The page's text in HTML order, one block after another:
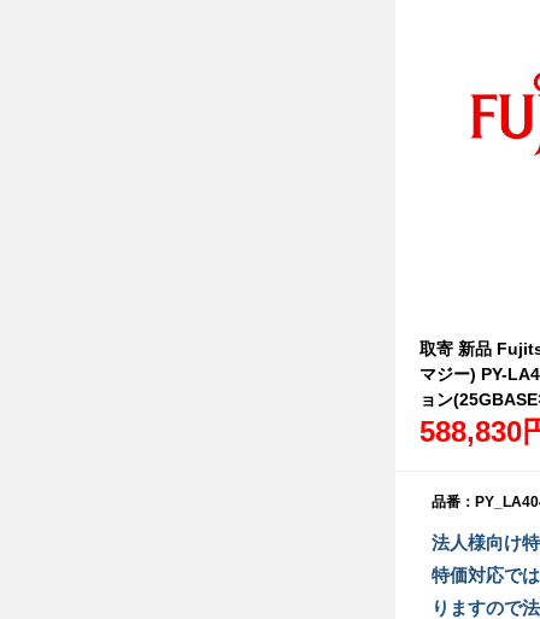
取寄 新品
マジー) PY-
ョン
588,830
品番：
法人様向け
特価対応で
りますので